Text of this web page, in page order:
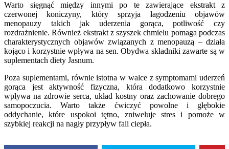
Warto sięgnąć między innymi po te zawierające ekstrakt z
czerwonej koniczyny, który sprzyja łagodzeniu objawów
menopauzy takich jak uderzenia gorąca, potliwość czy
rozdrażnienie. Również ekstrakt z szyszek chmielu pomaga podczas
charakterystycznych objawów związanych z menopauzą – działa
kojąco i korzystnie wpływa na sen. Obydwa składniki zawarte są w
suplementach diety Jasnum.
Poza suplementami, równie istotna w walce z symptomami uderzeń
gorąca jest aktywność fizyczna, która dodatkowo korzystnie
wpływa na zdrowie serca, układ kostny oraz zachowanie dobrego
samopoczucia. Warto także ćwiczyć powolne i głębokie
oddychanie, które uspokoi tętno, zniweluje stres i pomoże w
szybkiej reakcji na nagły przypływ fali ciepła.